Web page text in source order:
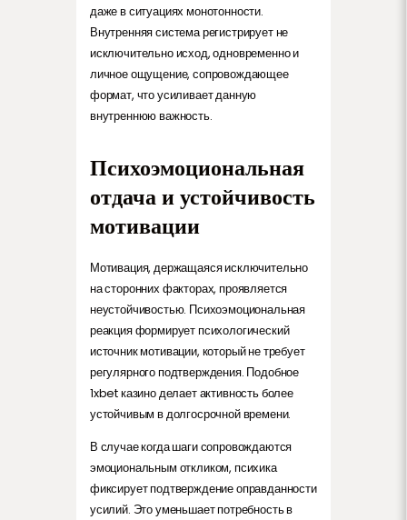
даже в ситуациях монотонности.
Внутренняя система регистрирует не
исключительно исход, одновременно и
личное ощущение, сопровождающее
формат, что усиливает данную
внутреннюю важность.
Психоэмоциональная
отдача и устойчивость
мотивации
Мотивация, держащаяся исключительно
на сторонних факторах, проявляется
неустойчивостью. Психоэмоциональная
реакция формирует психологический
источник мотивации, который не требует
регулярного подтверждения. Подобное
1xbet казино делает активность более
устойчивым в долгосрочной времени.
В случае когда шаги сопровождаются
эмоциональным откликом, психика
фиксирует подтверждение оправданности
усилий. Это уменьшает потребность в